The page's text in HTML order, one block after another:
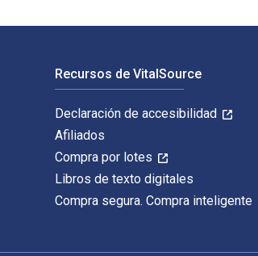
Recursos de VitalSource
Declaración de accesibilidad
Afiliados
Compra por lotes
Libros de texto digitales
Compra segura. Compra inteligente